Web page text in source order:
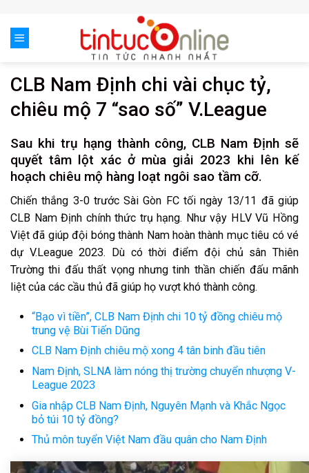
content
CLB Nam Định chi vài chục tỷ,
chiêu mộ 7 “sao số” V.League
Sau khi trụ hạng thành công, CLB Nam Định sẽ
quyết tâm lột xác ở mùa giải 2023 khi lên kế
hoạch chiêu mộ hàng loạt ngôi sao tầm cỡ.
Chiến thắng 3-0 trước Sài Gòn FC tối ngày 13/11 đã giúp
CLB Nam Định chính thức trụ hạng. Như vậy HLV Vũ Hồng
Việt đã giúp đội bóng thành Nam hoàn thành mục tiêu có vé
dự V.League 2023. Dù có thời điểm đội chủ sân Thiên
Trường thi đấu thất vọng nhưng tinh thần chiến đấu mãnh
liệt của các cầu thủ đã giúp họ vượt khó thành công.
“Bạo vì tiền”, CLB Nam Định chi 10 tỷ đồng chiêu mộ
trung vệ Bùi Tiến Dũng
CLB Nam Định chiêu mộ xong 4 tân binh đầu tiên
Nam Định, SLNA làm nóng thị trường chuyển nhượng V-
League 2023
Gia nhập CLB Nam Định, Nguyên Mạnh và Khắc Ngọc
bỏ túi 10 tỷ đồng?
Thủ môn tuyển Việt Nam đầu quân cho Nam Định